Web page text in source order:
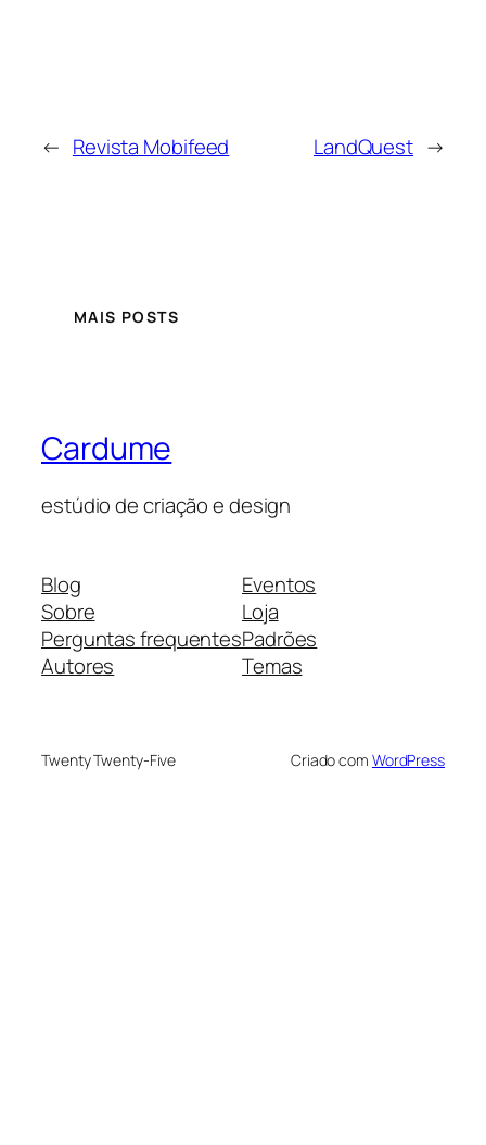
← Revista Mobifeed LandQuest →
MAIS POSTS
Cardume
estúdio de criação e design
Blog
Sobre
Perguntas frequentes
Autores
Eventos
Loja
Padrões
Temas
Twenty Twenty-Five Criado com WordPress